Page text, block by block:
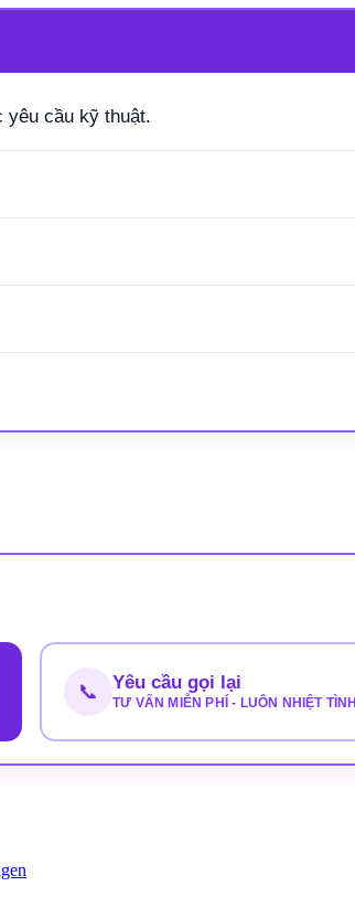
yêu cầu kỹ thuật.
📞 Yêu cầu gọi lại
TƯ VẤN MIỄN PHÍ - LUÔN NHIỆT TÌNH